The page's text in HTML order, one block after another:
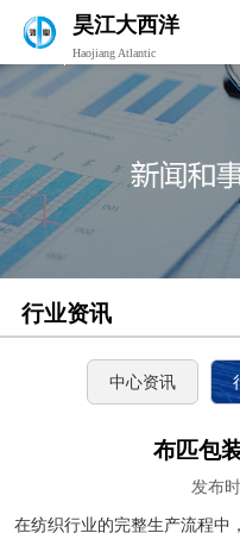
昊江大西洋
Haojiang Atlantic
行业资讯
中心资讯
布匹包
发布
在纺织行业的完整生产流程中
验布机
打卷机
切边机
布匹包装机